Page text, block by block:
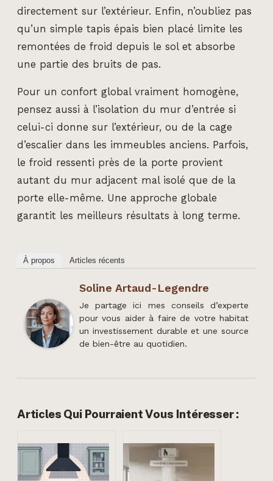
directement sur l’extérieur. Enfin, n’oubliez pas
qu’un simple tapis épais bien placé limite les
remontées de froid depuis le sol et absorbe
une partie des bruits de pas.
Pour un confort global vraiment homogène,
pensez aussi à l’isolation du mur d’entrée si
celui-ci donne sur l’extérieur, ou de la cage
d’escalier dans les immeubles anciens. Parfois,
le froid ressenti près de la porte provient
autant du mur adjacent mal isolé que de la
porte elle-même. Une approche globale
garantit les meilleurs résultats à long terme.
À propos Articles récents
Soline Artaud-Legendre
Je partage ici mes conseils d’experte
pour vous aider à faire de votre habitat
un investissement durable et une source
de bien-être au quotidien.
Articles Qui Pourraient Vous Intéresser :